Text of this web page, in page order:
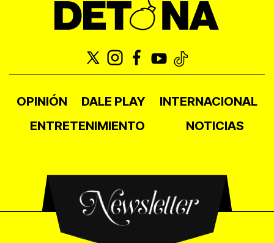
OPINIÓN DALE PLAY
INTERNACIONAL
ENTRETENIMIENTO
NOTICIAS
Newsletter